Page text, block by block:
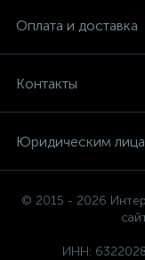
Оплата и доставка
Контакты
Юридическим
© 2015 - 2026
ИНН: